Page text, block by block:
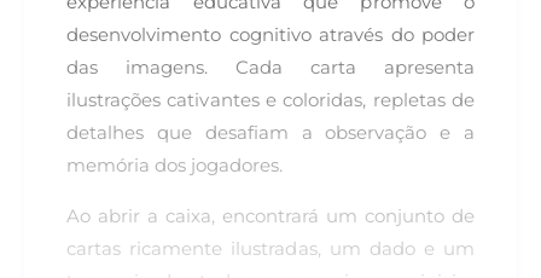
desenvolvimento cognitivo através do poder
das imagens. Cada carta apresenta
ilustrações cativantes e coloridas, repletas de
detalhes que desafiam a observação e a
memória dos jogadores.
Ao abrir a caixa, encontrará um conjunto de
cartas ricamente ilustradas, um dado e um